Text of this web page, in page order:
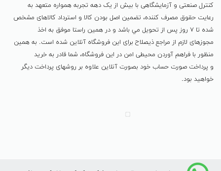
کنترل صنعتی و آزمایشگاهی با بیش از یک دهه تجربه همواره متعهد به
رعایت حقوق مصرف کننده، تضمین اصل بودن کالا و استرداد کالاهای مشخص
شده تا ٧ روز پس از تحویل مي باشد و در همين راستا موفق به اخذ
مجوزهای لازم از مراجع ذیصلاح برای این فروشگاه آنلاین شده است. به همين
منظور با فراهم آوردن محیطی امن در این فروشگاه، شما قادر به خرید
و پرداخت صورت حساب خود بصورت آنلاین علاوه بر روشهای پرداخت دیگر
خواهید بود.